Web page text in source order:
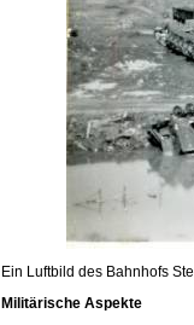
Ein Luftbild des Bahnhofs
Militärische Aspekte